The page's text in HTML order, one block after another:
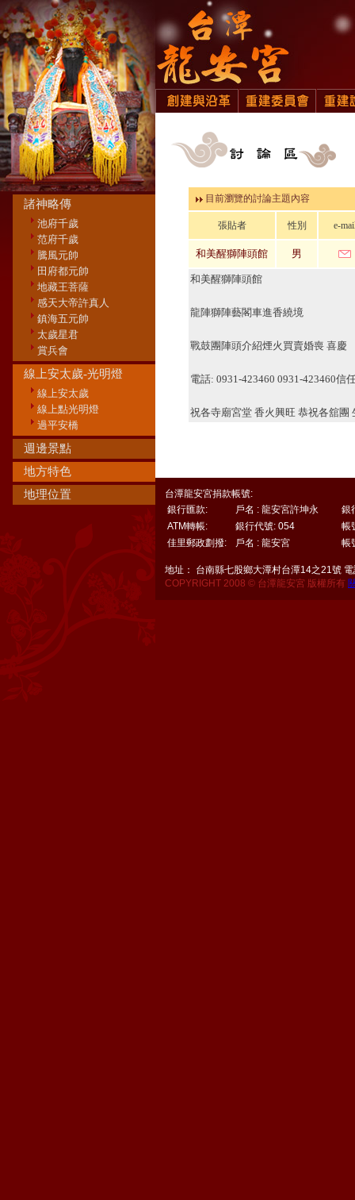
諸神略傳
池府千歲
范府千歲
騰風元帥
田府都元帥
地藏王菩薩
感天大帝許真人
鎮海五元帥
太歲星君
賞兵會
線上安太歲-光明燈
線上安太歲
線上點光明燈
過平安橋
週邊景點
地方特色
地理位置
目前瀏覽的討論主題內容
張貼者 性別 e-
和美醒獅陣頭館 男
和美醒獅陣頭館
龍陣獅陣藝閣車進香繞境
戰鼓團陣頭介紹煙火買賣婚喪 喜慶
電話: 0931-423460 0931-423460信
祝各寺廟宮堂 香火興旺 恭祝各舘團
台潭龍安宮捐款帳號:
銀行匯款:
戶名 : 龍安宮許坤永
銀
ATM轉帳:
銀行代號: 054
帳
佳里郵政劃撥:
戶名 : 龍安宮 帳
地址： 台南縣七股鄉大潭村台潭14之21號
COPYRIGHT 2008 © 台潭龍安宮 版權所有